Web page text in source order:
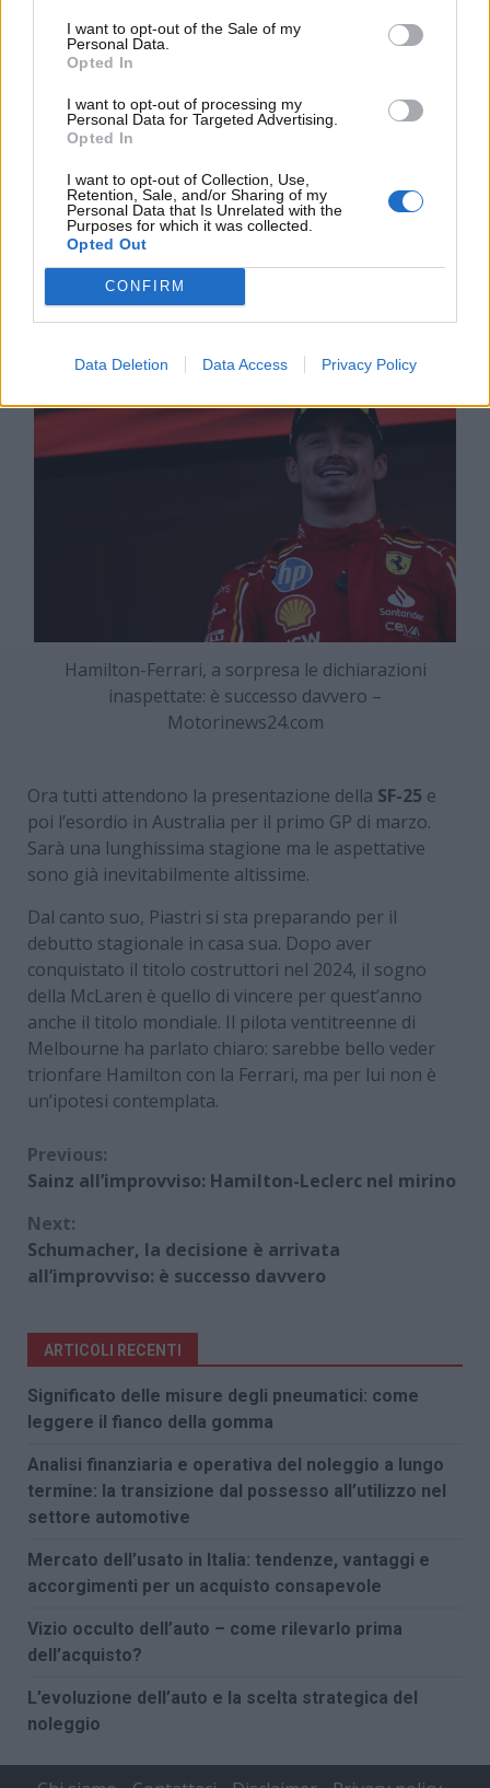
I want to opt-out of the Sale of my
Personal Data.
Opted In
I want to opt-out of processing my
Personal Data for Targeted Advertising.
Opted In
I want to opt-out of Collection, Use,
Retention, Sale, and/or Sharing of my
Personal Data that Is Unrelated with the
Purposes for which it was collected.
Opted Out
CONFIRM
Data Deletion Data Access Privacy Policy
Ai microfoni del podcast ‘The Fast and The Curious’,
Oscar Piastriha dichiarato decisamente a sorpresa:
“Direi che, se non stessi correndo in F1, vedere Lewis
Hamilton vincere un campionato del mondo con la
Ferrari sarebbe una figata. Ma ho detto ‘sarebbe’, se
non stessi gareggiando anche io contro di lui”.
Parole che, arrivando da un pilota rivale, hanno
catturato ancora di più l’attenzione. L’australiano
dellaMcLarenè stato sincero e ha forse rivelato il
pensiero che in diversi, tra le varie scuderie, hanno
avuto dal momento in cui è arrivato l’annuncio del
nuovo arrivo in Ferrari.
Hamilton-Ferrari, a sorpresa le dichiarazioni
inaspettate: è successo davvero –
Motorinews24.com
Ora tutti attendono la presentazione della SF-25 e
poi l’esordio in Australia per il primo GP di marzo.
Sarà una lunghissima stagione ma le aspettative
sono già inevitabilmente altissime.
Dal canto suo, Piastri si sta preparando per il
debutto stagionale in casa sua. Dopo aver
conquistato il titolo costruttori nel 2024, il sogno
della McLaren è quello di vincere per quest’anno
anche il titolo mondiale. Il pilota ventitreenne di
Melbourne ha parlato chiaro: sarebbe bello veder
trionfare Hamilton con la Ferrari, ma per lui non è
un’ipotesi contemplata.
Continue
Reading
Previous:
Sainz all’improvviso: Hamilton-Leclerc nel mirino
Next:
Schumacher, la decisione è arrivata
all’improvviso: è successo davvero
ARTICOLI RECENTI
Significato delle misure degli pneumatici: come
leggere il fianco della gomma
Analisi finanziaria e operativa del noleggio a lungo
termine: la transizione dal possesso all’utilizzo nel
settore automotive
Mercato dell’usato in Italia: tendenze, vantaggi e
accorgimenti per un acquisto consapevole
Vizio occulto dell’auto – come rilevarlo prima
dell’acquisto?
L’evoluzione dell’auto e la scelta strategica del
noleggio